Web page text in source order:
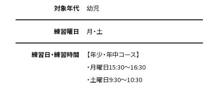
対象年代 幼児
練習曜日 月・土
練習日・練習時間
【年少・年中コース】
・月曜日15:30～16:30
・土曜日9:30～10:30